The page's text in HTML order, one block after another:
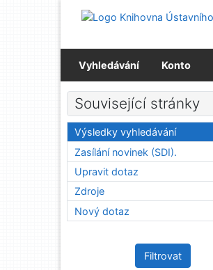
Přejít na menu
Vyhledávání Konto
Související stránky
Výsledky vyhledávání
Zasílání novinek (SDI).
Upravit dotaz
Zdroje
Nový dotaz
Filtrovat